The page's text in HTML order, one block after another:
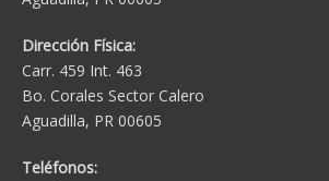
Dirección Física:
Carr. 459 Int. 463
Bo. Corales Sector Calero
Aguadilla, PR 00605
Teléfonos: